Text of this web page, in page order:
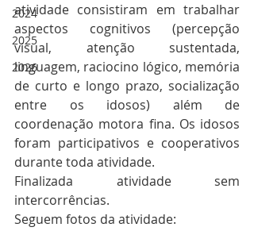
2024
2025
2026
atividade consistiram em trabalhar
aspectos cognitivos (percepção
visual, atenção sustentada,
linguagem, raciocino lógico, memória
de curto e longo prazo, socialização
entre os idosos) além de
coordenação motora fina. Os idosos
foram participativos e cooperativos
durante toda atividade.
Finalizada atividade sem
intercorrências.
Seguem fotos da atividade: